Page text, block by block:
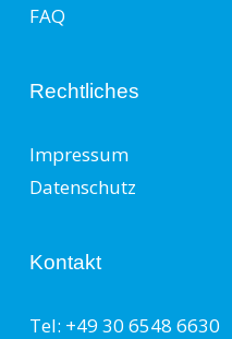
FAQ
Rechtliches
Impressum
Datenschutz
Kontakt
Tel: +49 30 6548 6630